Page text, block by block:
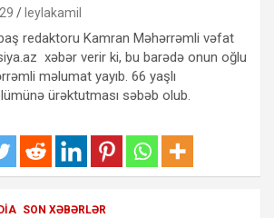
leylakamil
baş redaktoru Kamran Məhərrəmli vəfat
xəbər verir ki, bu barədə onun oğlu
məlumat yayıb. 66 yaşlı
ürəktutması səbəb olub.
SON XƏBƏRLƏR